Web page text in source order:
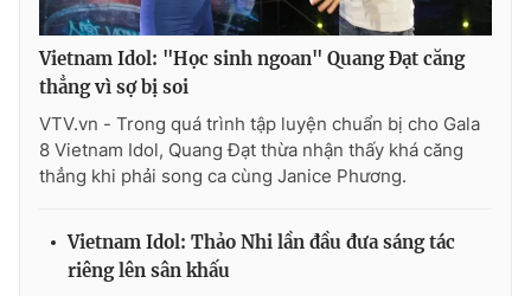
THỜI BÁO VTV
Vietnam Idol: "Học sinh ngoan" Quang Đạt căng
thẳng vì sợ bị soi
VTV.vn - Trong quá trình tập luyện chuẩn bị cho Gala
8 Vietnam Idol, Quang Đạt thừa nhận thấy khá căng
thẳng khi phải song ca cùng Janice Phương.
Vietnam Idol: Thảo Nhi lần đầu đưa sáng tác
riêng lên sân khấu